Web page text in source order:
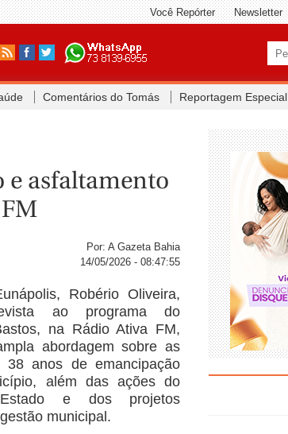
Você Repórter Newsletter
Comentários do Tomás Reportagem Especial
e asfaltamento
Por: A Gazeta Bahia
14/05/2026 - 08:47:55
Robério Oliveira,
ao programa do
na Rádio Ativa FM,
abordagem sobre as
38 anos de emancipação
além das ações do
e dos projetos
municipal.